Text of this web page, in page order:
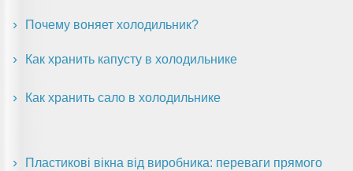
Почему воняет холодильник?
Как хранить капусту в холодильнике
Как хранить сало в холодильнике
Пластикові вікна від виробника: переваги прямого